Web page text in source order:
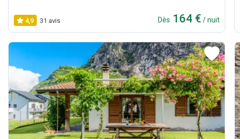
4,9 31 avis Dès 164 € / nuit